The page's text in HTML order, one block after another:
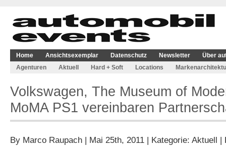
Home Ansichtsexemplar Datenschutz Newsletter
Über
Agenturen
Aktuell Hard + Soft Locations
Volkswagen, The Museum of
MoMA PS1 vereinbaren
By Marco Raupach | Mai 25th, 2011 | Kategorie: Aktuell |